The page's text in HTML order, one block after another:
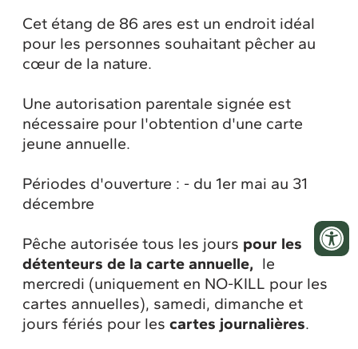
Cet étang de 86 ares est un endroit idéal
pour les personnes souhaitant pêcher au
cœur de la nature.
Une autorisation parentale signée est
nécessaire pour l'obtention d'une carte
jeune annuelle.
Périodes d'ouverture : - du 1er mai au 31
décembre
Pêche autorisée tous les jours pour les
détenteurs de la carte annuelle, le
mercredi (uniquement en NO-KILL pour les
cartes annuelles), samedi, dimanche et
jours fériés pour lescartes journalières.